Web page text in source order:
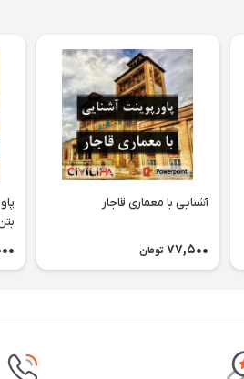
آشنایی با معماری قاجار
77,500 تومان